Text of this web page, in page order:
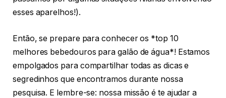
esses aparelhos!).
Então, se prepare para conhecer os *top 10
melhores bebedouros para galão de água*! Estamos
empolgados para compartilhar todas as dicas e
segredinhos que encontramos durante nossa
pesquisa. E lembre-se: nossa missão é te ajudar a